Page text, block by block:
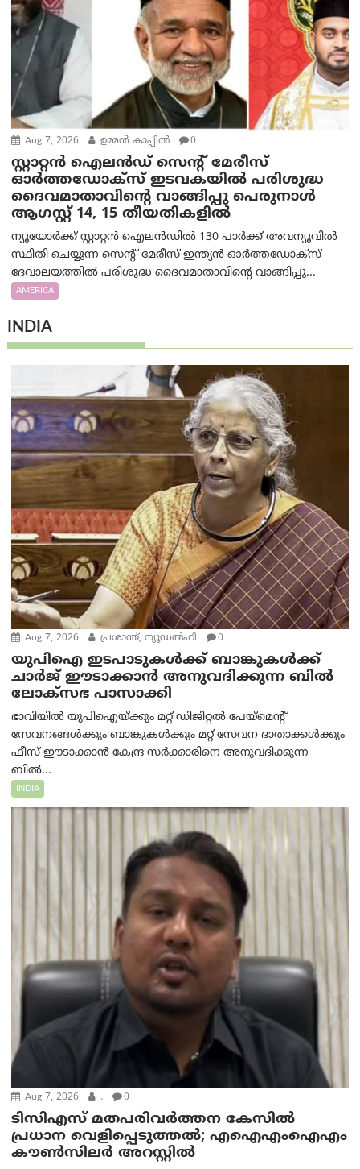
Aug 7, 2026 ഉമ്മന്‍ കാപ്പില്‍ 0
സ്റ്റാറ്റൻ ഐലൻഡ് സെന്റ് മേരീസ്
ഓർത്തഡോക്സ് ഇടവകയിൽ പരിശുദ്ധ
ദൈവമാതാവിന്റെ വാങ്ങിപ്പു പെരുനാൾ
ആഗസ്റ്റ് 14, 15 തീയതികളിൽ
ന്യൂയോർക്ക് സ്റ്റാറ്റൻ ഐലൻഡിൽ 130 പാർക്ക് അവന്യൂവിൽ
സ്ഥിതി ചെയ്യുന്ന സെന്റ് മേരീസ് ഇന്ത്യൻ ഓർത്തഡോക്സ്
ദേവാലയത്തിൽ പരിശുദ്ധ ദൈവമാതാവിന്റെ വാങ്ങിപ്പു...
AMERICA
INDIA
Aug 7, 2026 പ്രശാന്ത്, ന്യൂഡല്‍ഹി 0
യുപിഐ ഇടപാടുകൾക്ക് ബാങ്കുകൾക്ക്
ചാർജ് ഈടാക്കാൻ അനുവദിക്കുന്ന ബിൽ
ലോക്‌സഭ പാസാക്കി
ഭാവിയിൽ യുപിഐയ്ക്കും മറ്റ് ഡിജിറ്റൽ പേയ്‌മെന്റ്
സേവനങ്ങൾക്കും ബാങ്കുകൾക്കും മറ്റ് സേവന ദാതാക്കൾക്കും
ഫീസ് ഈടാക്കാൻ കേന്ദ്ര സർക്കാരിനെ അനുവദിക്കുന്ന
ബിൽ...
INDIA
Aug 7, 2026 . 0
ടിസിഎസ് മതപരിവർത്തന കേസിൽ
പ്രധാന വെളിപ്പെടുത്തൽ; എഐഎംഐഎം
കൗൺസിലർ അറസ്റ്റിൽ